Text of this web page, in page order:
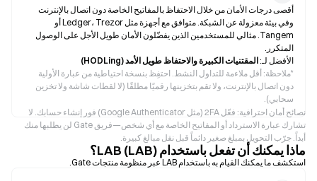
أقصى درجات الأمان من خلال الاحتفاظ بالمفاتيح الخاصة دون اتصال بالإنترنت
وفي بيئة معزولة عن الشبكة. متوافق مع أجهزة مثل Ledger، Trezor أو
Tangem. مثالي للمستخدمين الذين يفضّلون الأمان طويل الأجل على الوصول
المتكرر.
الأفضل لـ:المقتنيات الكبيرة والاحتفاظ طويل الأمد (HODLing)
*ملاحظة: أقل ملاءمة للتداول النشط. احتفِظ بنسخة احتياطية من عبارة الأولية
دون اتصال بالإنترنت، ولا تقم بتخزينها رقميًا مطلقًا (لا لقطات شاشة ولا تخزين
سحابي).
نصائح أمان احترافية: فعّل 2FA (مثل Google Authenticator) فور إنشاء حسابك. لا
تشارك عبارة الاسترداد أو المفاتيح الخاصة مع أي شخص—فريق Gate لن يطلبها منك
أبداً. جرّب التحويل بمبلغ صغير دائماً قبل نقل مبالغ كبيرة.
ماذا يمكنك أن تفعل باستخدام LAB (LAB)؟
استكشف ما يمكنك القيام به باستخدام LAB عبر منظومة منتجات Gate.